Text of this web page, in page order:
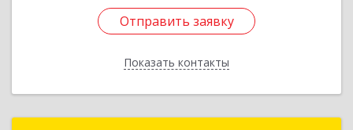
Отправить заявку
Показать контакты
Отправить заявку
Назад